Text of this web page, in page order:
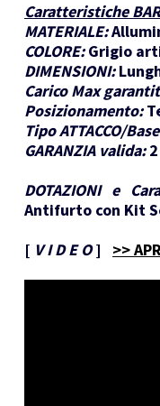
Caratteristiche
MATERIALE:
COLORE: Grigio
DIMENSIONI:
Carico Max
Posizionamento:
Tipo ATTACCO/
GARANZIA valida:
DOTAZIONI e
Antifurto con Kit
[ V I D E O] >>